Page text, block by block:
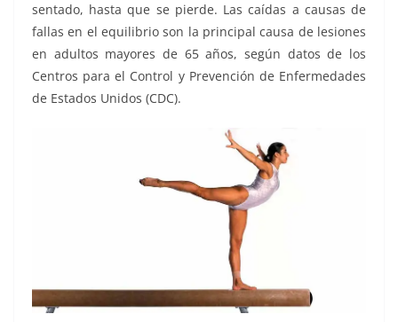
sentado, hasta que se pierde. Las caídas a causas de
fallas en el equilibrio son la principal causa de lesiones
en adultos mayores de 65 años, según datos de los
Centros para el Control y Prevención de Enfermedades
de Estados Unidos (CDC).